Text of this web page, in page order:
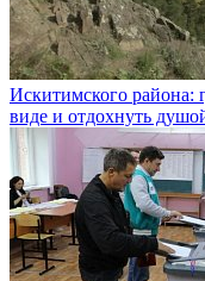
Искитимского района:
виде и отдохнуть